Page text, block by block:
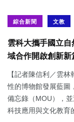
綜合新聞 文教
雲科大攜手國立
域合作開啟創新新
【記者陳信利／雲
性的博物館發展藍圖
備忘錄（MOU），
科技應用與文化教育